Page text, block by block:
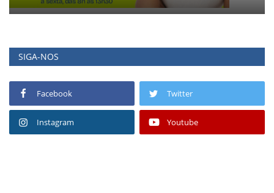
SIGA-NOS
Facebook Twitter
Instagram Youtube